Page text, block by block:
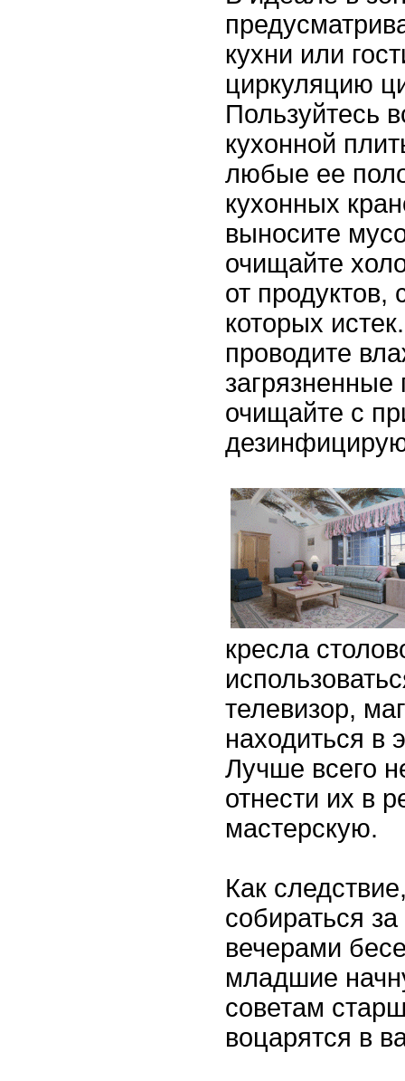
кухни или
циркуляцию
Пользуйтесь
кухонной
любые ее
кухонных
выносите
очищайте
от продуктов,
которых
проводите
загрязненные
очищайте с
кресла
телевизор,
находиться в
Лучше всего
отнести их в
мастерскую.
Как
собираться
вечерами
младшие
советам
воцарятся в